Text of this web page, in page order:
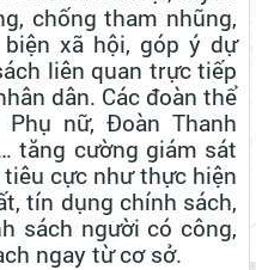
chống tham nhũng,
xã hội, góp ý dự
liên quan trực tiếp
dân. Các đoàn thể
nữ, Đoàn Thanh
tăng cường giám sát
cực như thực hiện
tín dụng chính sách,
sách người có công,
ngay từ cơ sở.